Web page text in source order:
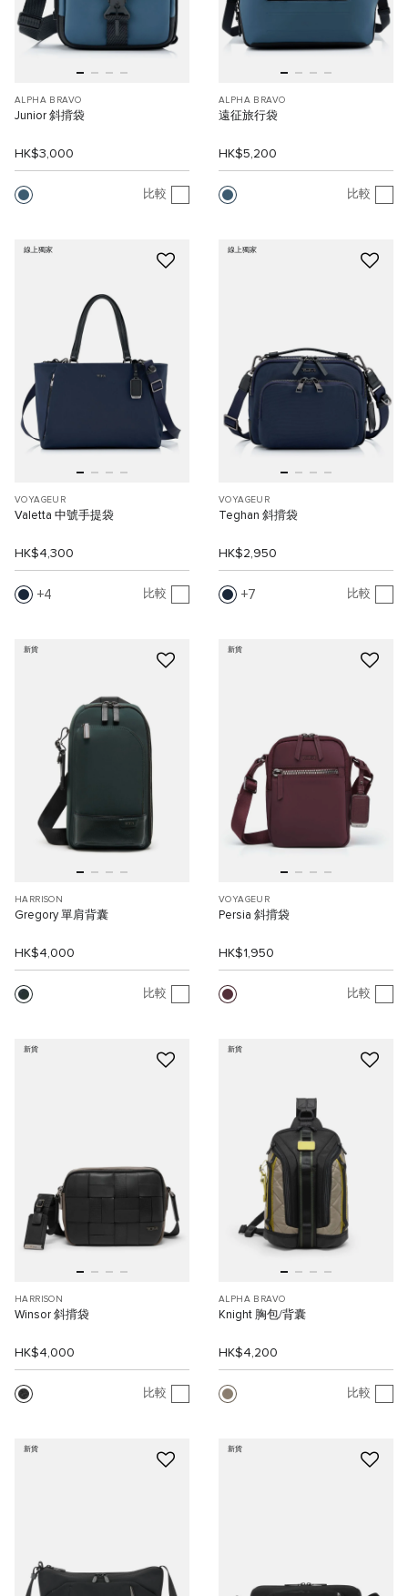
ALPHA BRAVO
Junior 斜揹袋
HK$3,000
比較
ALPHA BRAVO
遠征旅行袋
HK$5,200
比較
線上獨家
VOYAGEUR
Valetta 中號手提袋
HK$4,300
4 比較
線上獨家
VOYAGEUR
Teghan 斜揹袋
HK$2,950
7 比較
新貨
HARRISON
Gregory 單肩背囊
HK$4,000
比較
新貨
VOYAGEUR
Persia 斜揹袋
HK$1,950
比較
新貨
HARRISON
Winsor 斜揹袋
HK$4,000
比較
新貨
ALPHA BRAVO
Knight 胸包/背囊
HK$4,200
比較
新貨 新貨